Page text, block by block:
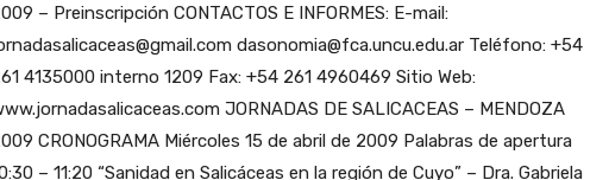
– Preinscripción CONTACTOS E INFORMES: E-mail:
dasonomia@fca.uncu.edu.ar Teléfono: +54
4135000 interno 1209 Fax: +54 261 4960469 Sitio Web:
JORNADAS DE SALICACEAS – MENDOZA
CRONOGRAMA Miércoles 15 de abril de 2009 Palabras de apertura
– 11:20 “Sanidad en Salicáceas en la región de Cuyo” – Dra. Gabriela